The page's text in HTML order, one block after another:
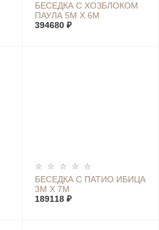
БЕСЕДКА С ХОЗБЛОКОМ
ПАУЛА 5М Х 6М
394680 ₽
БЕСЕДКА С ПАТИО ИБИЦА
3М Х 7М
189118 ₽